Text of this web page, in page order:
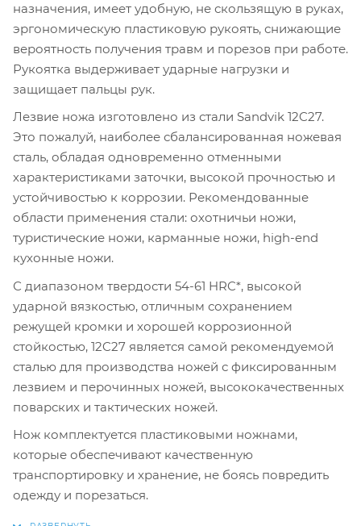
назначения, имеет удобную, не скользящую в руках,
эргономическую пластиковую рукоять, снижающие
вероятность получения травм и порезов при работе.
Рукоятка выдерживает ударные нагрузки и
защищает пальцы рук.
Лезвие ножа изготовлено из стали Sandvik 12C27.
Это пожалуй, наиболее сбалансированная ножевая
сталь, обладая одновременно отменными
характеристиками заточки, высокой прочностью и
устойчивостью к коррозии. Рекомендованные
области применения стали: охотничьи ножи,
туристические ножи, карманные ножи, high-end
кухонные ножи.
С диапазоном твердости 54-61 HRC*, высокой
ударной вязкостью, отличным сохранением
режущей кромки и хорошей коррозионной
стойкостью, 12C27 является самой рекомендуемой
сталью для производства ножей с фиксированным
лезвием и перочинных ножей, высококачественных
поварских и тактических ножей.
Нож комплектуется пластиковыми ножнами,
которые обеспечивают качественную
транспортировку и хранение, не боясь повредить
одежду и порезаться.